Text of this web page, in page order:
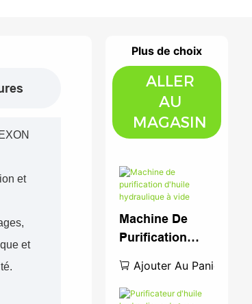
Plus de choix
ALLER
AU
MAGASIN
Machine De
Purification
Hydraulique À
Vide
Ajouter Au Panier
et
et